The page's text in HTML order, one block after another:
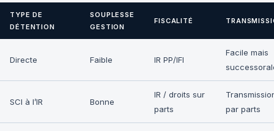
TYPE DE
DÉTENTION
SOUPLESSE
GESTION
FISCALITÉ
Directe Faible IR PP/IFI
Facile mais
SCI à l’IR Bonne
IR / droits sur
parts
par parts